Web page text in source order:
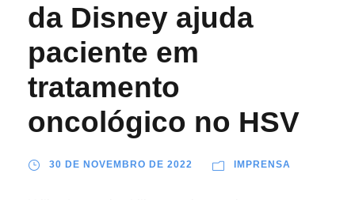
da Disney ajuda
paciente em
tratamento
oncológico no HSV
30 DE NOVEMBRO DE 2022 IMPRENSA